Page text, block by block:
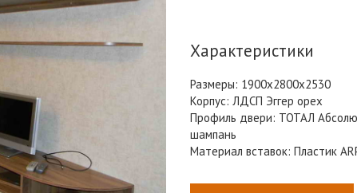
Характеристики
Размеры: 1900х2800х2530
Корпус: ЛДСП Эггер орех
Профиль двери: ТОТАЛ
шампань
Материал вставок: Пластик